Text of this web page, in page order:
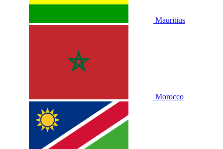
Mauritius
Morocco